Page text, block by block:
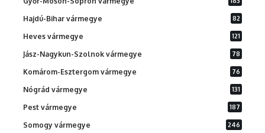
Hajdú-Bihar vármegye 82
Heves vármegye 121
Jász-Nagykun-Szolnok vármegye 78
Komárom-Esztergom vármegye 76
Nógrád vármegye 131
Pest vármegye 187
Somogy vármegye 246